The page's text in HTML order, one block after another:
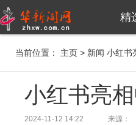
精
当前位置： 主页 > 新闻 小红书
小红书亮
2024-11-12 14:22 来源：